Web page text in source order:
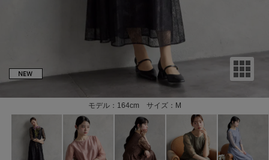
モデル：164cm サイズ：M